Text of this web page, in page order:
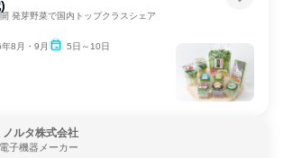
発芽野菜で国内トップクラスシェア
8月・9月 5日～10日
ノルタ株式会社
子機器メーカー